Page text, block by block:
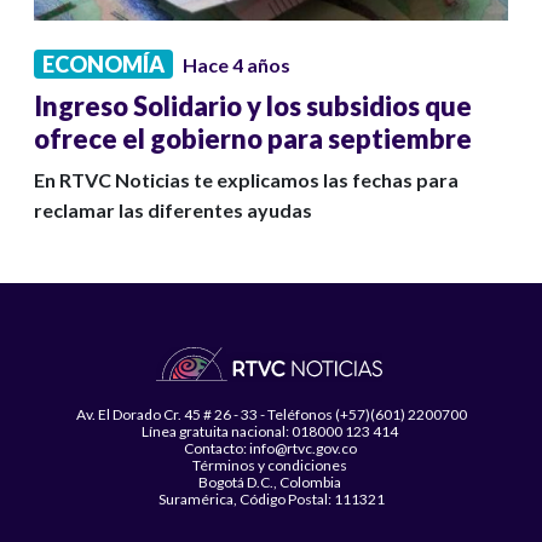
ECONOMÍA Hace 4 años
Ingreso Solidario y los subsidios que
ofrece el gobierno para septiembre
En RTVC Noticias te explicamos las fechas para
reclamar las diferentes ayudas
Av. El Dorado Cr. 45 # 26 - 33 - Teléfonos (+57)(601) 2200700
Línea gratuita nacional: 018000 123 414
Contacto: info@rtvc.gov.co
Términos y condiciones
Bogotá D.C., Colombia
Suramérica, Código Postal: 111321